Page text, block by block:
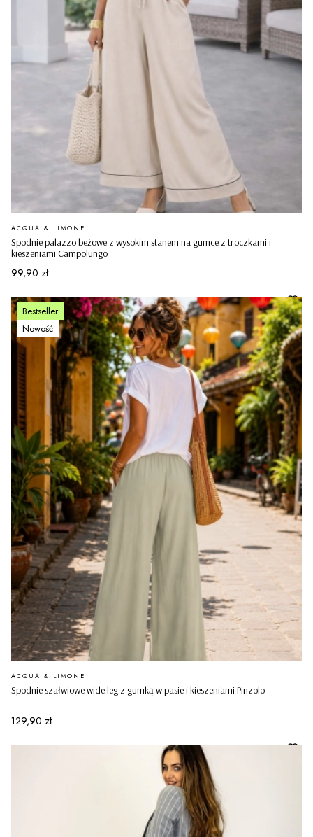
Spodnie palazzo beżowe z wysokim stanem na gumce z troczkami i
kieszeniami Campolungo
PRODUCENT
ACQUA & LIMONE
Cena
99,90 zł
Bestseller
Nowość
Spodnie szałwiowe wide leg z gumką w pasie i kieszeniami Pinzolo
PRODUCENT
ACQUA & LIMONE
Cena
129,90 zł